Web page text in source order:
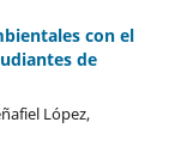
con el
de
López,